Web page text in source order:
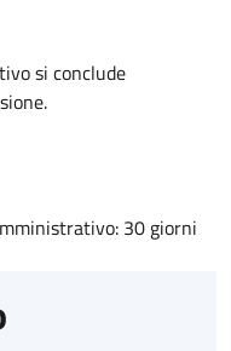
si conclude
30 giorni